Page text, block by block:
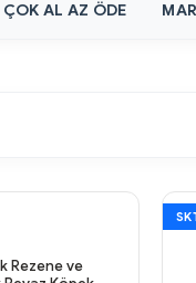
ÇOK AL AZ ÖDE
Rezene ve